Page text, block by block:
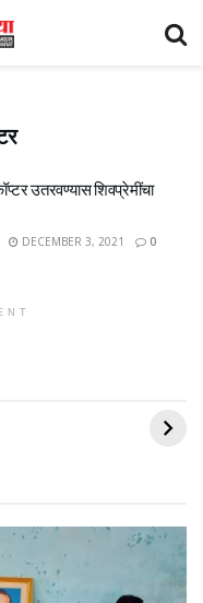
उतरवण्यास शिवप्रेमींचा
DECEMBER 3, 2021 0